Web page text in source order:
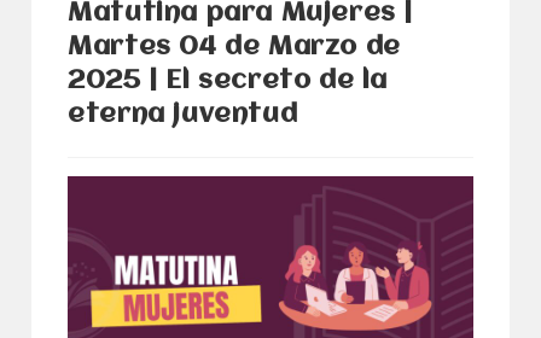
Matutina para Mujeres |
Martes 04 de Marzo de
2025 | El secreto de la
eterna juventud